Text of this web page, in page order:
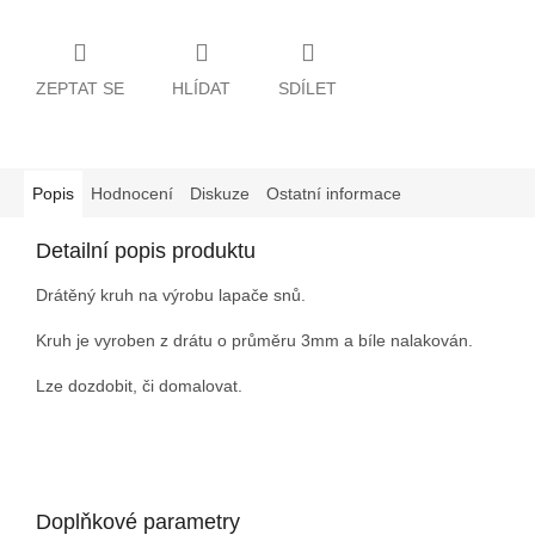
ZEPTAT SE HLÍDAT SDÍLET
Popis Hodnocení Diskuze Ostatní informace
Detailní popis produktu
Drátěný kruh na výrobu lapače snů.
Kruh je vyroben z drátu o průměru 3mm a bíle nalakován.
Lze dozdobit, či domalovat.
Doplňkové parametry